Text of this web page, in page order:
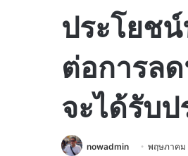
ประโยช
ต่อการล
จะได้รับ
nowadmin พฤษภาคม